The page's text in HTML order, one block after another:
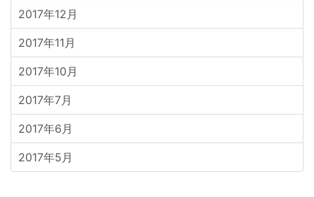
2017年12月
2017年11月
2017年10月
2017年7月
2017年6月
2017年5月